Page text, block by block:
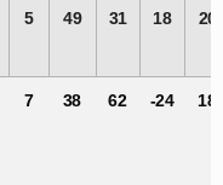
5 49 31 18 20
7 38 62 -24 18